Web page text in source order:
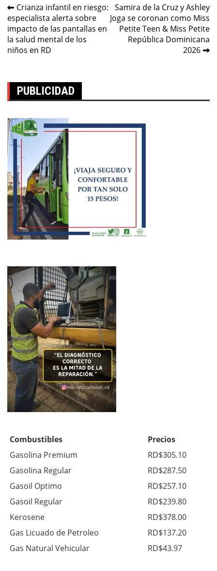
Navegación
de
entradas
Crianza infantil en riesgo:
especialista alerta sobre
impacto de las pantallas en
la salud mental de los
niños en RD
Samira de la Cruz y Ashley
Joga se coronan como Miss
Petite Teen & Miss Petite
República Dominicana
2026
PUBLICIDAD
Combustibles
Precios
Gasolina Premium
RD$305.10
Gasolina Regular
RD$287.50
Gasoil Optimo
RD$257.10
Gasoil Regular
RD$239.80
Kerosene
RD$378.00
Gas Licuado de Petroleo
RD$137.20
Gas Natural Vehicular
RD$43.97